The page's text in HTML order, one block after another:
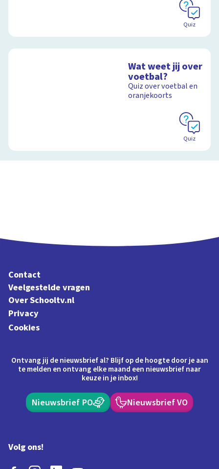
Quiz
Wat weet jij over
voetbal?
Quiz over voetbal en
oranjekoorts
Quiz
Contact
Veelgestelde vragen
Over Schooltv.nl
Privacy
Cookies
Ontvang jij de nieuwsbrief al? Blijf op de hoogte door je aan
te melden en ontvang elke maand een nieuwsbrief naar
keuze in je inbox!
Nieuwsbrief PO Nieuwsbrief VO
Volg ons!